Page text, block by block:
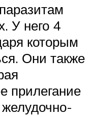
У него 4
которым
Они также
прилегание